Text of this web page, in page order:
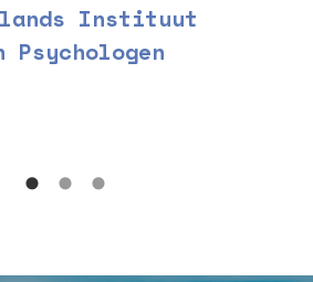
Instituut
Psychologen